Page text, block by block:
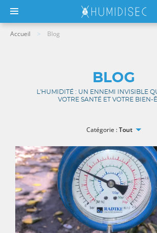
Accueil Blog
BLOG
L'HUMIDITÉ : UN ENNEMI INVISIBLE
VOTRE SANTÉ ET VOTRE BIEN-
Catégorie :Tout